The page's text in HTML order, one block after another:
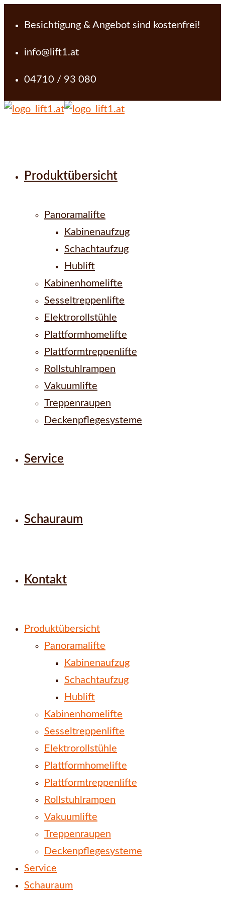
Besichtigung & Angebot sind kostenfrei!
info@lift1.at
04710 / 93 080
Produktübersicht
Panoramalifte
Kabinenaufzug
Schachtaufzug
Hublift
Kabinenhomelifte
Sesseltreppenlifte
Elektrorollstühle
Plattformhomelifte
Plattformtreppenlifte
Rollstuhlrampen
Vakuumlifte
Treppenraupen
Deckenpflegesysteme
Service
Schauraum
Kontakt
Produktübersicht
Panoramalifte
Kabinenaufzug
Schachtaufzug
Hublift
Kabinenhomelifte
Sesseltreppenlifte
Elektrorollstühle
Plattformhomelifte
Plattformtreppenlifte
Rollstuhlrampen
Vakuumlifte
Treppenraupen
Deckenpflegesysteme
Service
Schauraum